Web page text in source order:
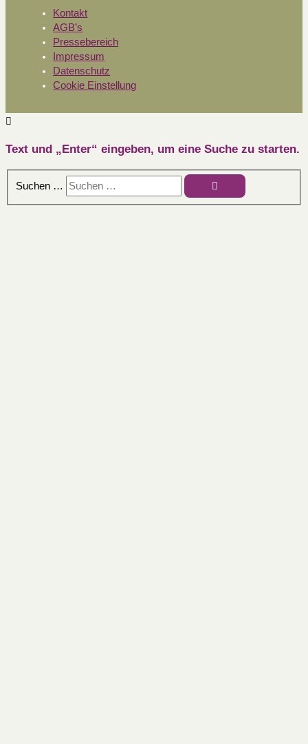
Kontakt
AGB’s
Pressebereich
Impressum
Datenschutz
Cookie Einstellung
Text und „Enter“ eingeben, um eine Suche zu starten.
Suchen …